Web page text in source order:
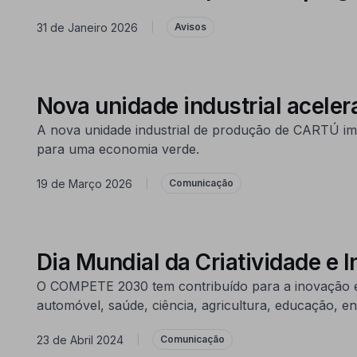
31 de Janeiro 2026 Avisos
Nova unidade industrial
A nova unidade industrial de produção de CARTÚ
para uma economia verde.
19 de Março 2026 Comunicação
Dia Mundial da Criatividade e
O COMPETE 2030 tem contribuído para a
automóvel, saúde, ciência, agricultura, educação,
23 de Abril 2024 Comunicação